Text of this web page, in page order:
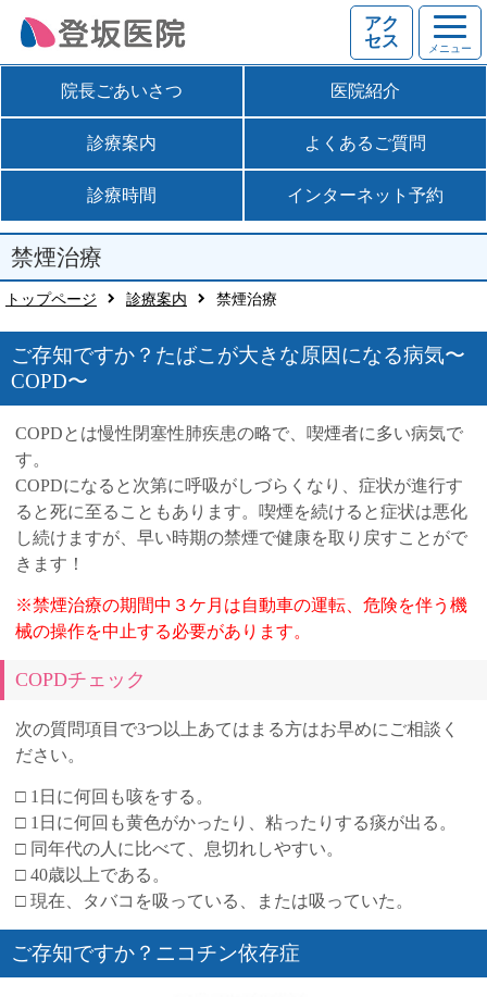
アク
セス
メニュー
院長ごあいさつ 医院紹介
診療案内 よくあるご質問
診療時間 インターネット予約
禁煙治療
トップページ 診療案内 禁煙治療
ご存知ですか？たばこが大きな原因になる病気〜
COPD〜
COPDとは慢性閉塞性肺疾患の略で、喫煙者に多い病気で
す。
COPDになると次第に呼吸がしづらくなり、症状が進行す
ると死に至ることもあります。喫煙を続けると症状は悪化
し続けますが、早い時期の禁煙で健康を取り戻すことがで
きます！
※禁煙治療の期間中３ケ月は自動車の運転、危険を伴う機
械の操作を中止する必要があります。
COPDチェック
次の質問項目で3つ以上あてはまる方はお早めにご相談く
ださい。
□ 1日に何回も咳をする。
□ 1日に何回も黄色がかったり、粘ったりする痰が出る。
□ 同年代の人に比べて、息切れしやすい。
□ 40歳以上である。
□ 現在、タバコを吸っている、または吸っていた。
ご存知ですか？ニコチン依存症